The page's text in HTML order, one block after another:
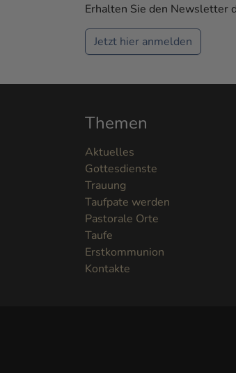
Erhalten Sie den Newsletter
Jetzt hier anmelden
Themen
Aktuelles
Gottesdienste
Trauung
Taufpate werden
Pastorale Orte
Taufe
Erstkommunion
Kontakte